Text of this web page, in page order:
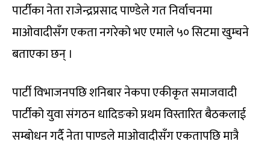
पार्टीका नेता राजेन्द्रप्रसाद पाण्डेले गत निर्वाचनमा
माओवादीसँग एकता नगरेको भए एमाले ५० सिटमा खुम्चने
बताएका छन् ।
पार्टी विभाजनपछि शनिबार नेकपा एकीकृत समाजवादी
पार्टीको युवा संगठन धादिङको प्रथम विस्तारित बैठकलाई
सम्बोधन गर्दै नेता पाण्डले माओवादीसँग एकतापछि मात्रै